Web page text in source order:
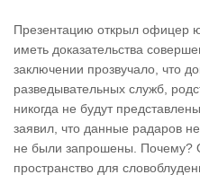
Презентацию открыл офицер
иметь доказательства
заключении прозвучало, что
разведывательных служб,
никогда не будут
заявил, что данные радаров
не были запрошены. Почему?
пространство для